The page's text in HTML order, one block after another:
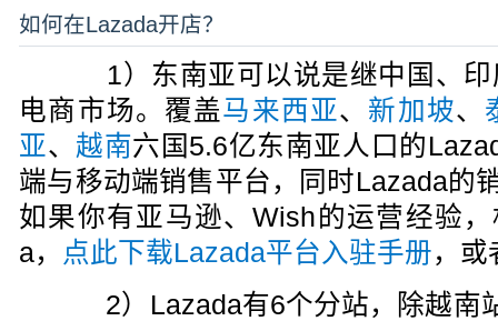
如何在Lazada开店？
1）东南亚可以说是继中国、印
电商市场。覆盖马来西亚、 新加坡、
亚、 越南六国5.6亿东南亚人口的
端与移动端销售平台，同时Lazada的
如果你有亚马逊、Wish的运营经验
a，
点此下载Lazada平台入驻手册，或
2）Lazada有6个分站，除越南